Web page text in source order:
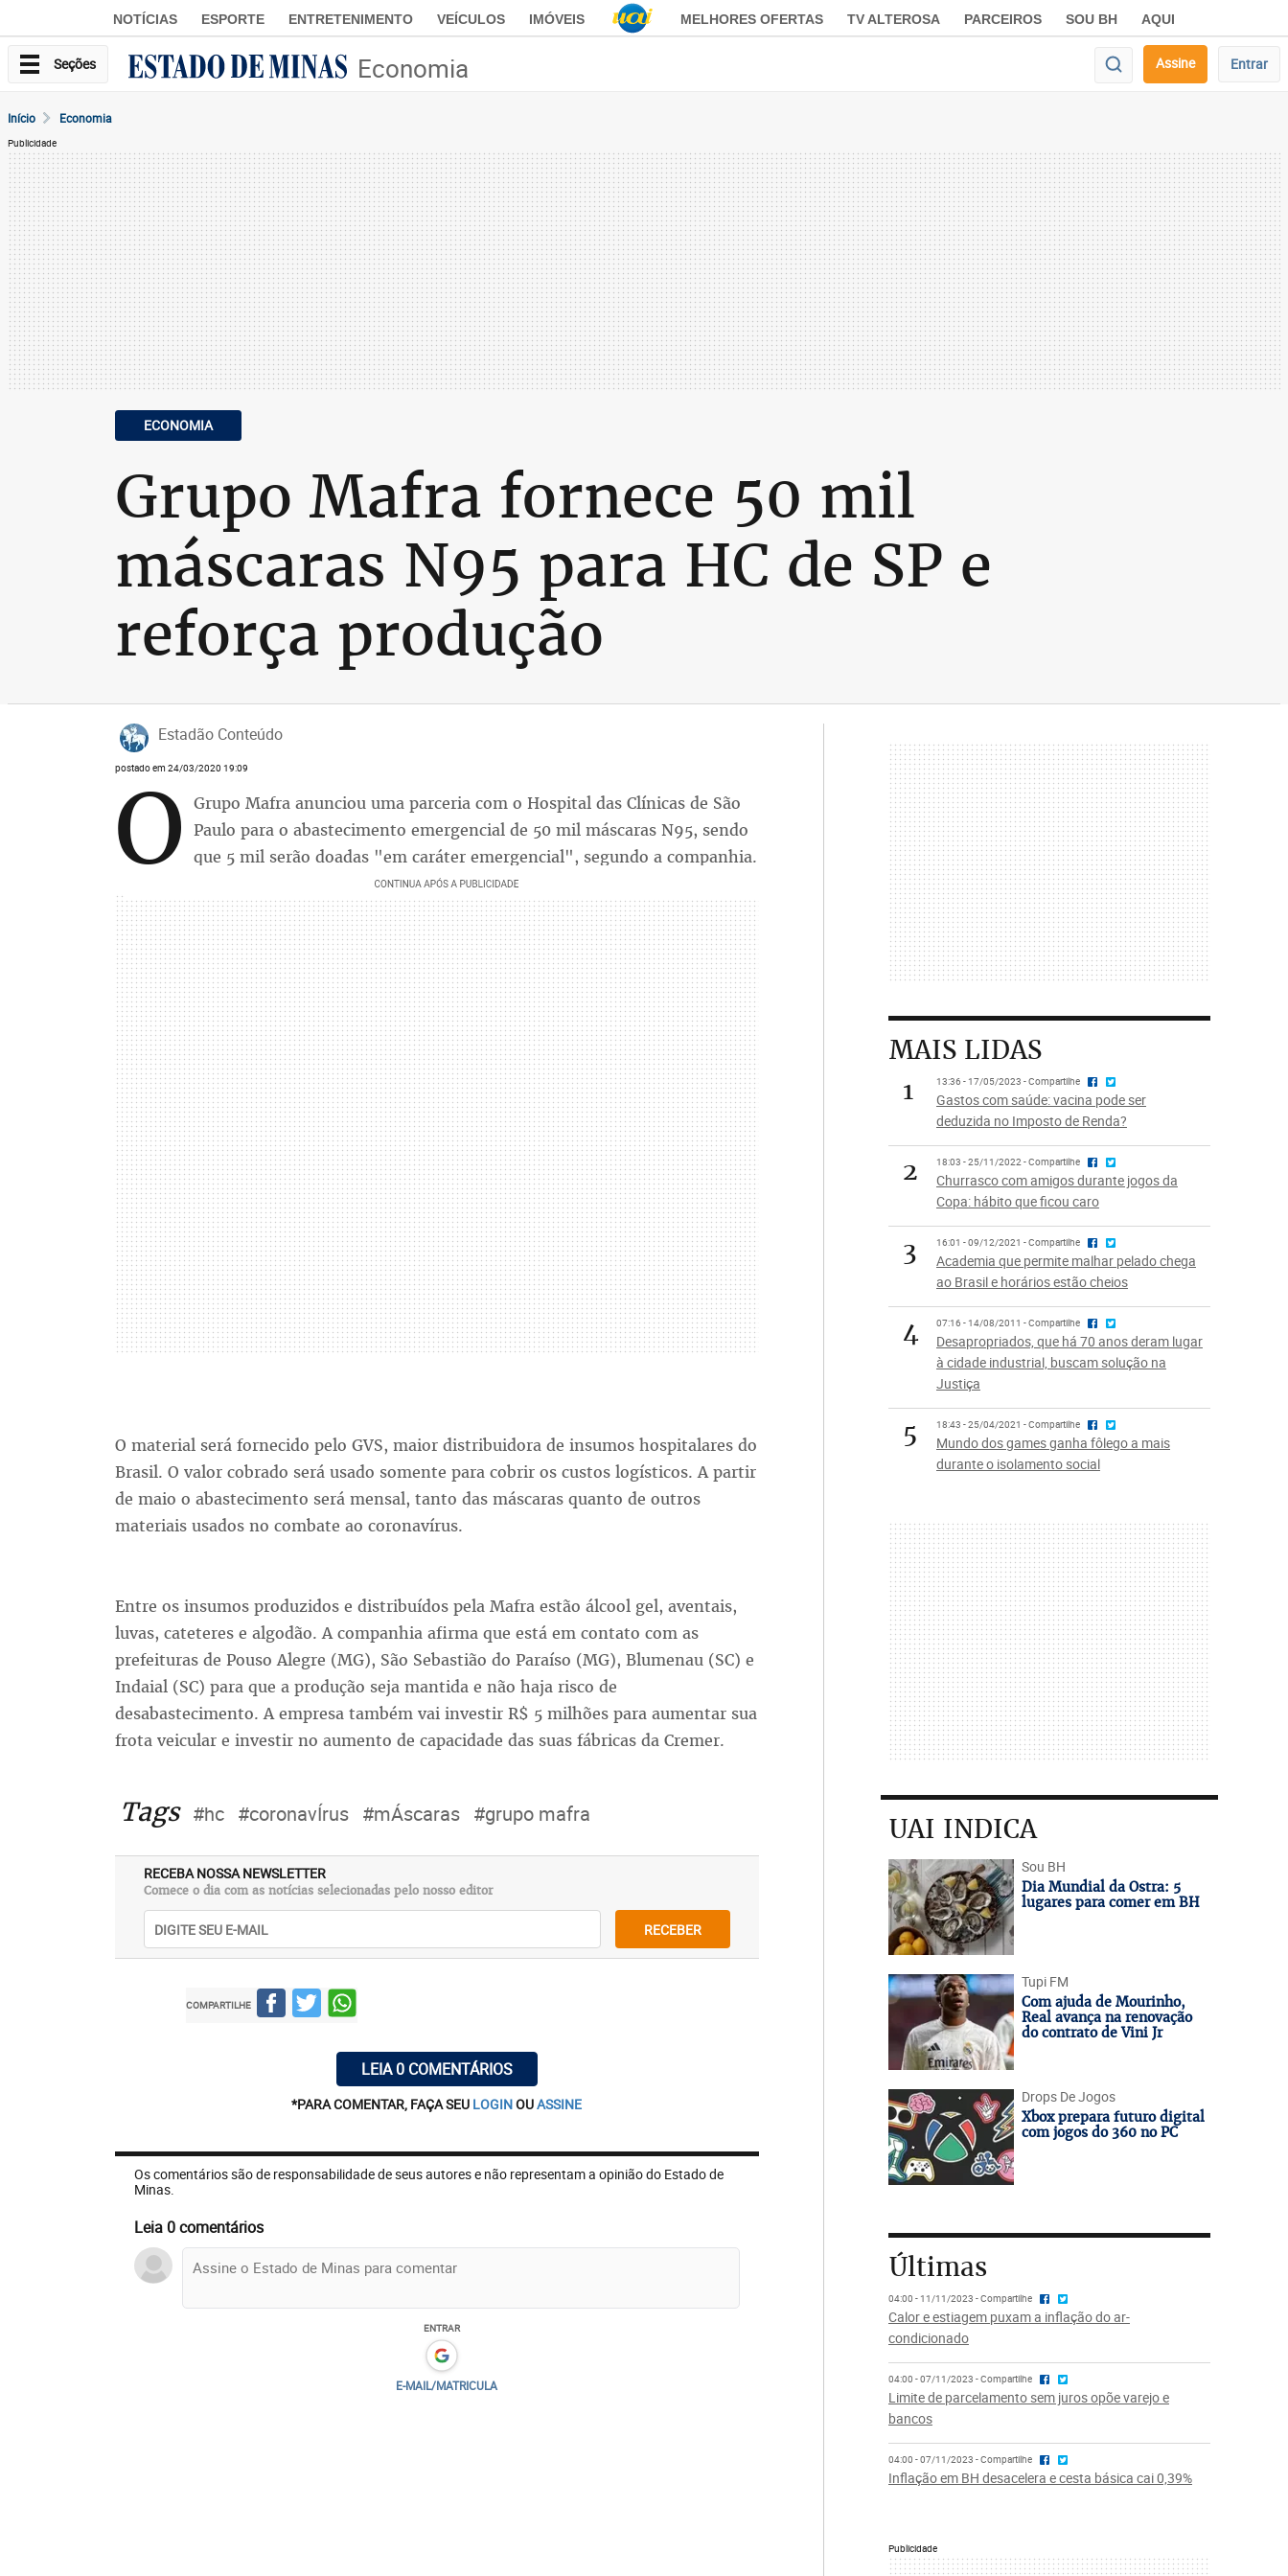
NOTÍCIAS ESPORTE ENTRETENIMENTO VEÍCULOS IMÓVEIS MELHORES OFERTAS TV ALTEROSA PARCEIROS SOU BH AQUI
Seções Economia Assine Entrar
Início Economia
Publicidade
ECONOMIA
Grupo Mafra fornece 50 mil
máscaras N95 para HC de SP e
reforça produção
Estadão Conteúdo
postado em 24/03/2020 19:09
O Grupo Mafra anunciou uma parceria com o Hospital das Clínicas de São
Paulo para o abastecimento emergencial de 50 mil máscaras N95, sendo
que 5 mil serão doadas "em caráter emergencial", segundo a companhia.
O material será fornecido pelo GVS, maior distribuidora de insumos hospitalares do
Brasil. O valor cobrado será usado somente para cobrir os custos logísticos. A partir
de maio o abastecimento será mensal, tanto das máscaras quanto de outros
materiais usados no combate ao coronavírus.
Entre os insumos produzidos e distribuídos pela Mafra estão álcool gel, aventais,
luvas, cateteres e algodão. A companhia afirma que está em contato com as
prefeituras de Pouso Alegre (MG), São Sebastião do Paraíso (MG), Blumenau (SC) e
Indaial (SC) para que a produção seja mantida e não haja risco de
desabastecimento. A empresa também vai investir R$ 5 milhões para aumentar sua
frota veicular e investir no aumento de capacidade das suas fábricas da Cremer.
Tags #hc #coronavÍrus #mÁscaras #grupo mafra
RECEBA NOSSA NEWSLETTER
Comece o dia com as notícias selecionadas pelo nosso editor
RECEBER
COMPARTILHE
LEIA 0 COMENTÁRIOS
*PARA COMENTAR, FAÇA SEU LOGINOUASSINE
Os comentários são de responsabilidade de seus autores e não representam a opinião do Estado de
Minas.
Leia 0 comentários
ENTRAR
E-MAIL/MATRICULA
MAIS LIDAS
1
13:36 - 17/05/2023 - Compartilhe
Gastos com saúde: vacina pode ser
deduzida no Imposto de Renda?
2 18:03 - 25/11/2022 - Compartilhe
Churrasco com amigos durante jogos da
Copa: hábito que ficou caro
3 16:01 - 09/12/2021 - Compartilhe
Academia que permite malhar pelado chega
ao Brasil e horários estão cheios
4 07:16 - 14/08/2011 - Compartilhe
Desapropriados, que há 70 anos deram lugar
à cidade industrial, buscam solução na
Justiça
5 18:43 - 25/04/2021 - Compartilhe
Mundo dos games ganha fôlego a mais
durante o isolamento social
UAI INDICA
Sou BH
Dia Mundial da Ostra: 5
lugares para comer em BH
Tupi FM
Com ajuda de Mourinho,
Real avança na renovação
do contrato de Vini Jr
Drops De Jogos
Xbox prepara futuro digital
com jogos do 360 no PC
Últimas
04:00 - 11/11/2023 - Compartilhe
Calor e estiagem puxam a inflação do ar-
condicionado
04:00 - 07/11/2023 - Compartilhe
Limite de parcelamento sem juros opõe varejo e
bancos
04:00 - 07/11/2023 - Compartilhe
Inflação em BH desacelera e cesta básica cai 0,39%
Publicidade